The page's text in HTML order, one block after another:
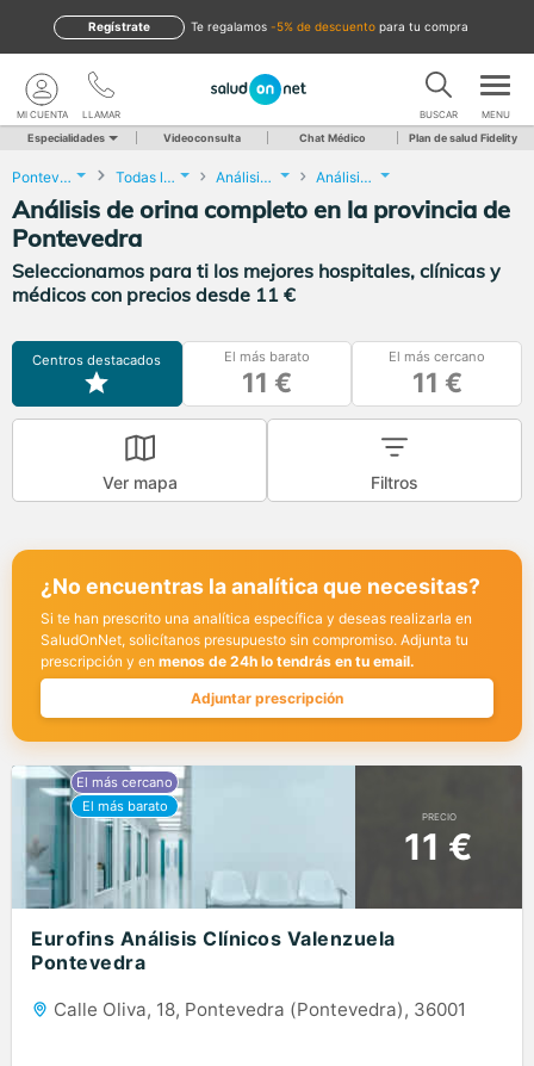
te regalamos -5% de descuento para tu compra
Regístrate
LLAMAR
MI CUENTA BUSCAR MENU
Especialidades Videoconsulta Chat Médico Plan de salud Fidelity
Pontevedra Todas las localidades Análisis Clínicos Análisis de orina completo
Análisis de orina completo en la provincia de
Pontevedra
Seleccionamos para ti los mejores hospitales, clínicas y
médicos con precios desde 11 €
Centros destacados El más barato
11 €
El más cercano
11 €
Ver mapa Filtros
¿No encuentras la analítica que necesitas?
Si te han prescrito una analítica específica y deseas realizarla en
SaludOnNet, solicítanos presupuesto sin compromiso. Adjunta tu
prescripción y en menos de 24h lo tendrás en tu email.
Adjuntar prescripción
PRECIO
11 €
Eurofins Análisis Clínicos Valenzuela
Pontevedra
Calle Oliva, 18, Pontevedra (Pontevedra), 36001